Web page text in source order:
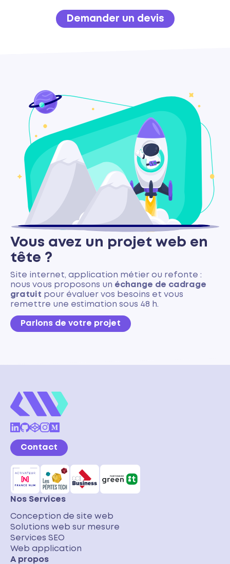
Demander un devis
Vous avez un projet web en
tête ?
Site internet, application métier ou refonte :
nous vous proposons un échange de cadrage
gratuit pour évaluer vos besoins et vous
remettre une estimation sous 48 h.
Parlons de votre projet
Contact
Nos Services
Conception de site web
Solutions web sur mesure
Services SEO
Web application
A propos